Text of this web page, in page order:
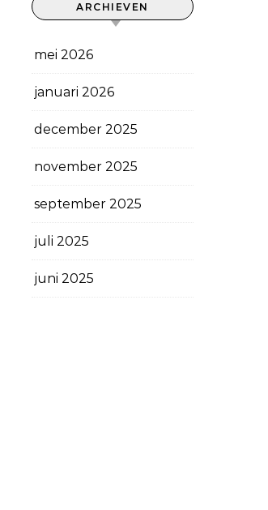
ARCHIEVEN
mei 2026
januari 2026
december 2025
november 2025
september 2025
juli 2025
juni 2025